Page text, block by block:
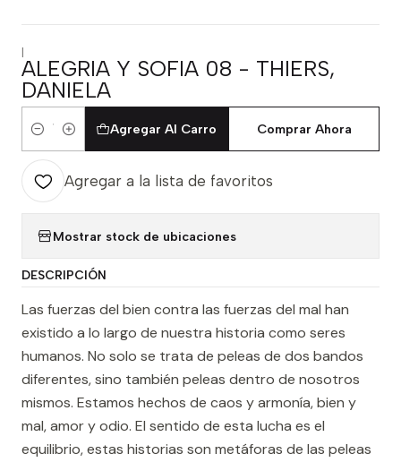
|
ALEGRIA Y SOFIA 08 - THIERS,
DANIELA
Cantidad
Agregar Al Carro Comprar Ahora
Agregar a la lista de favoritos
Mostrar stock de ubicaciones
DESCRIPCIÓN
Las fuerzas del bien contra las fuerzas del mal han
existido a lo largo de nuestra historia como seres
humanos. No solo se trata de peleas de dos bandos
diferentes, sino también peleas dentro de nosotros
mismos. Estamos hechos de caos y armonía, bien y
mal, amor y odio. El sentido de esta lucha es el
equilibrio, estas historias son metáforas de las peleas